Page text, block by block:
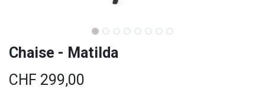
Chaise - Matilda
CHF 299,00